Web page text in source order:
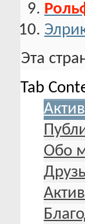
Эта
Tab
Обо